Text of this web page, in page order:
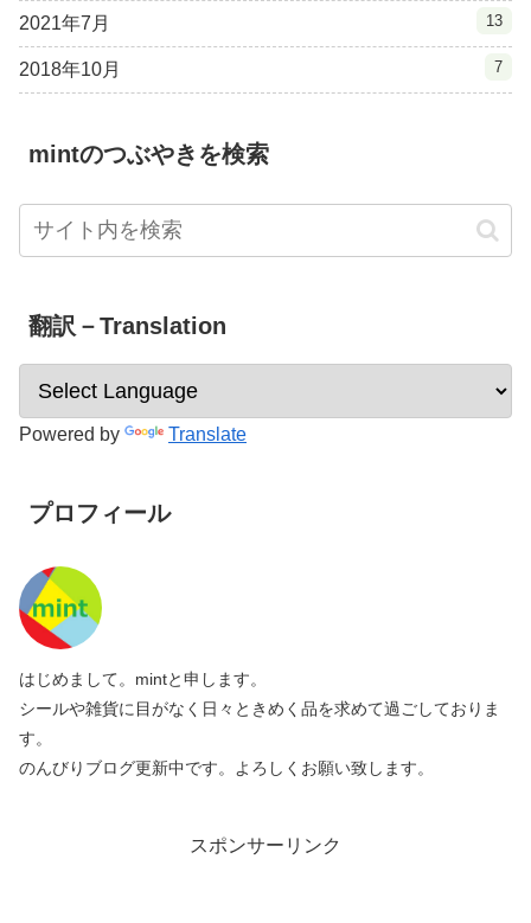
2021年7月 13
2018年10月 7
mintのつぶやきを検索
翻訳－Translation
Powered by Translate
プロフィール
はじめまして。mintと申します。
シールや雑貨に目がなく日々ときめく品を求めて過ごしておりま
す。
のんびりブログ更新中です。よろしくお願い致します。
スポンサーリンク